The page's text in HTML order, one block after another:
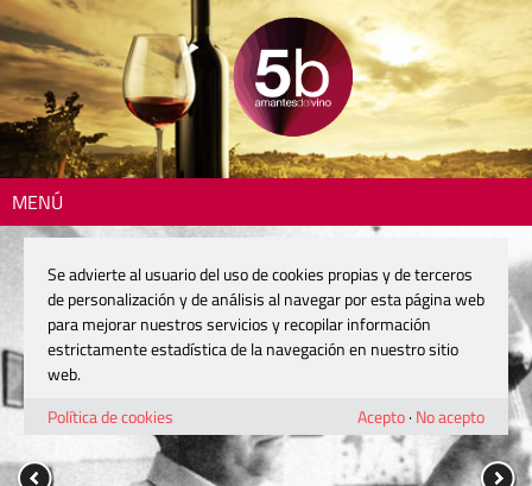
MENÚ
Se advierte al usuario del uso de cookies propias y de terceros
de personalización y de análisis al navegar por esta página web
para mejorar nuestros servicios y recopilar información
estrictamente estadística de la navegación en nuestro sitio
web.
Política de cookies
Acepto· No acepto